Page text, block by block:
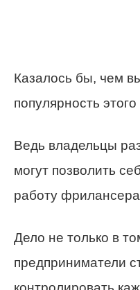
Казалось бы, чем
популярность
Ведь владельцы
могут позволить
работу
Дело не только в
предприниматели